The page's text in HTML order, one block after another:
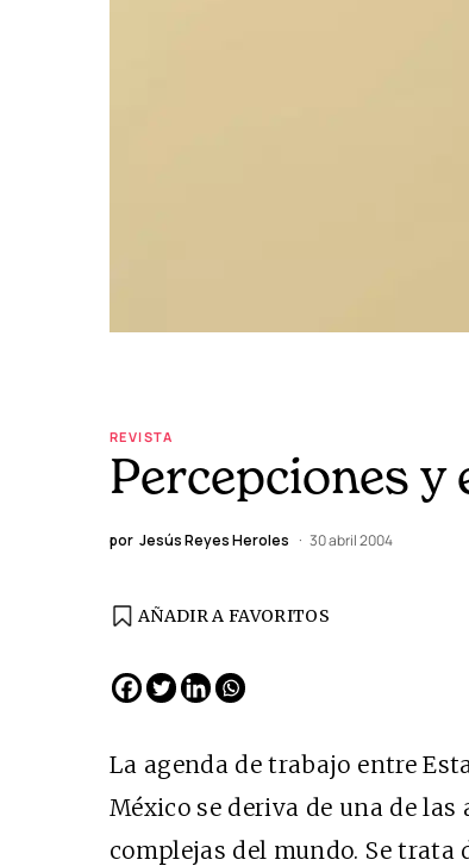
REVISTA
Percepciones y
por Jesús Reyes Heroles 30 abril 2004
AÑADIR A FAVORITOS
La agenda de trabajo entre
México se deriva de una de
complejas del mundo. Se